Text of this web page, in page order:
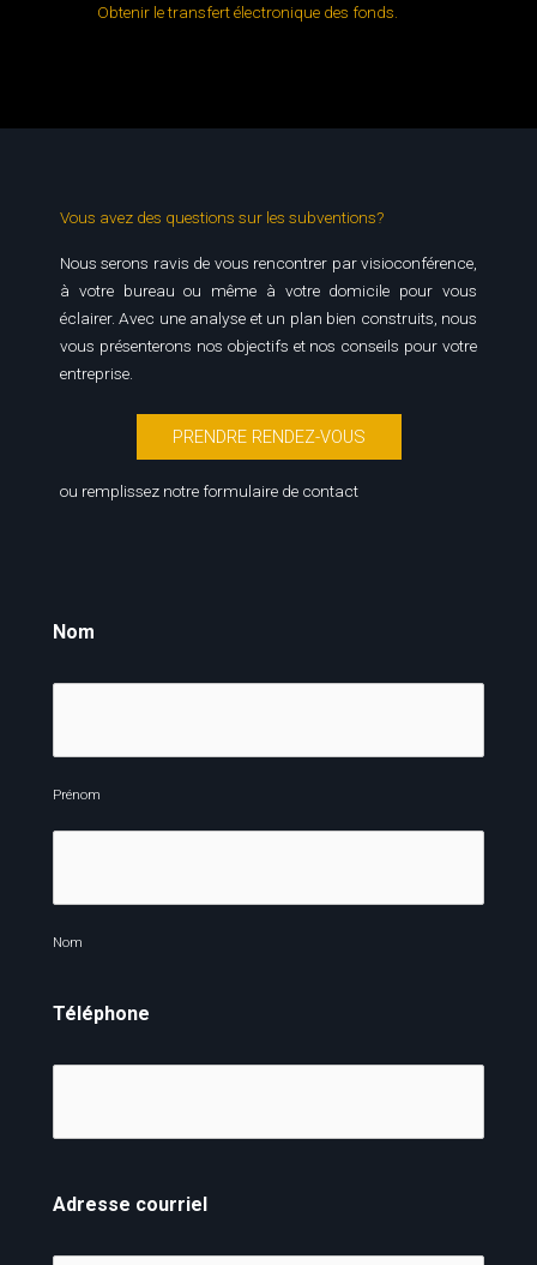
Obtenir le transfert électronique des fonds.
Vous avez des questions sur les subventions?
Nous serons ravis de vous rencontrer par visioconférence,
à votre bureau ou même à votre domicile pour vous
éclairer. Avec une analyse et un plan bien construits, nous
vous présenterons nos objectifs et nos conseils pour votre
entreprise.
PRENDRE RENDEZ-VOUS
ou remplissez notre formulaire de contact
Nom
Prénom
Nom
Téléphone
Adresse courriel